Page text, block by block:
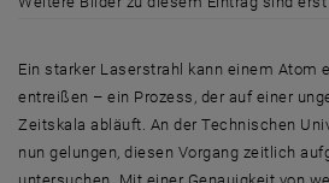
Ein starker Laserstrahl kann einem Atom
entreißen – ein Prozess, der auf einer
Zeitskala abläuft. An der Technischen
nun gelungen, diesen Vorgang zeitlich